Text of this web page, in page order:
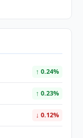
↑ 0.24%
↑ 0.23%
↓ 0.12%